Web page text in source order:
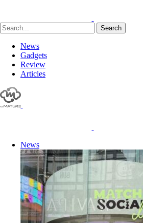
Search
News
Gadgets
Review
Articles
News